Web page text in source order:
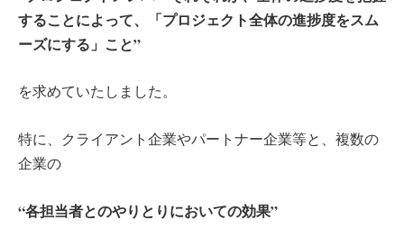
することによって、「プロジェクト全体の進捗度をスム
ーズにする」こと”
を求めていたしました。
特に、クライアント企業やパートナー企業等と、複数の
企業の
“各担当者とのやりとりにおいての効果”